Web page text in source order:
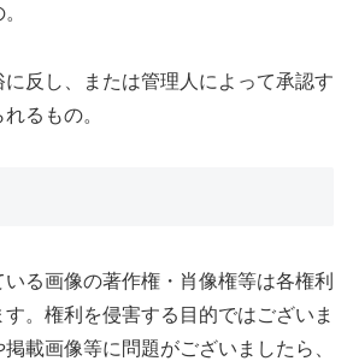
に反し、または管理人によって承認す
るもの。
る画像の著作権・肖像権等は各権利
。権利を侵害する目的ではございま
載画像等に問題がございましたら、